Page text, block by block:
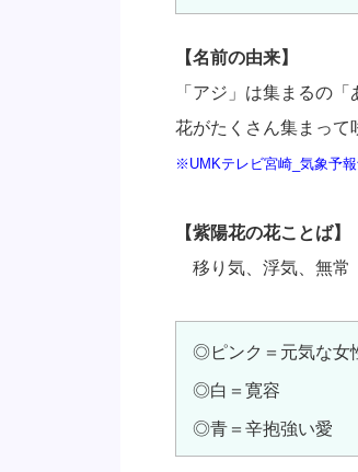
【名前の由来】
「アジ」は集まるの
花がたくさん集まって
※UMKテレビ宮崎_気象予
【紫陽花の花ことば】
移り気、浮気、無常
◎ピンク＝元気な女
◎白＝寛容
◎青＝辛抱強い愛